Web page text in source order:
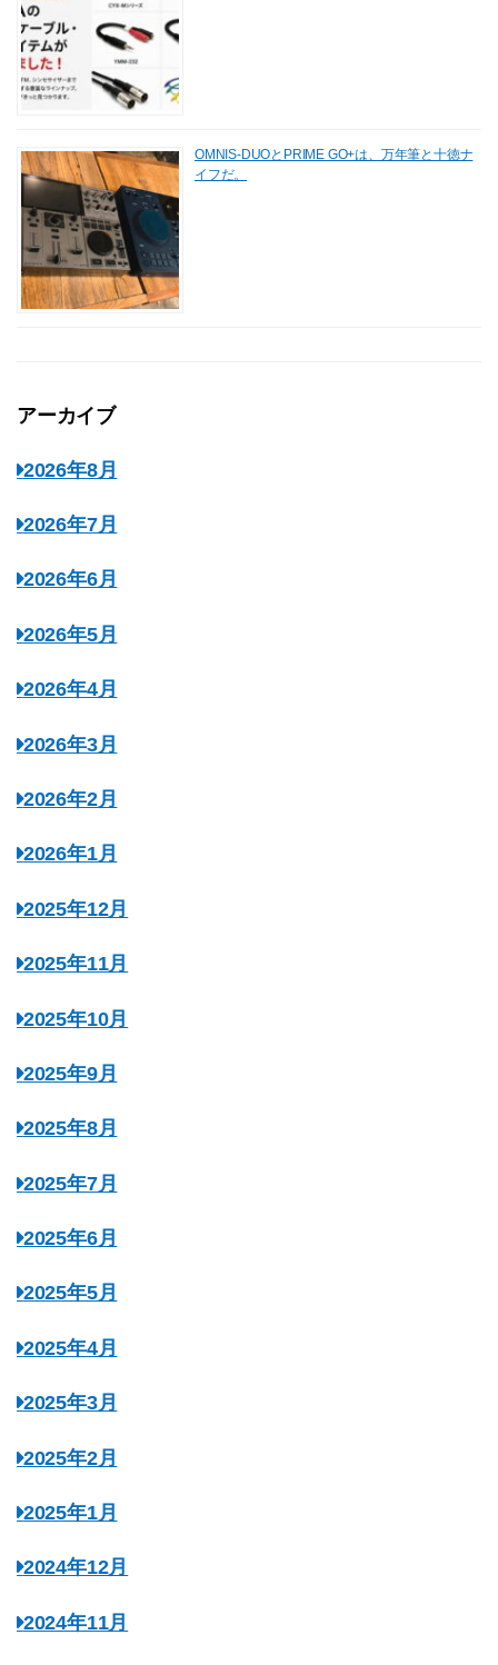
OMNIS-DUOとPRIME GO+は、万年筆と十徳ナ
イフだ。
アーカイブ
2026年8月
2026年7月
2026年6月
2026年5月
2026年4月
2026年3月
2026年2月
2026年1月
2025年12月
2025年11月
2025年10月
2025年9月
2025年8月
2025年7月
2025年6月
2025年5月
2025年4月
2025年3月
2025年2月
2025年1月
2024年12月
2024年11月